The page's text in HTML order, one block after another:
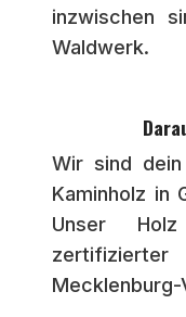
inzwischen
Waldwerk.
Wir sind
Kaminholz in
Unser